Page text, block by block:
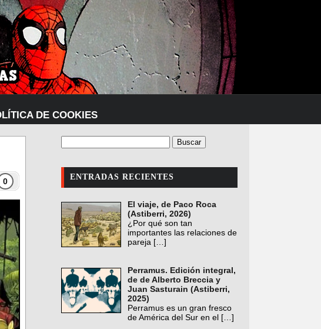
DE COOKIES
0 ENTRADAS RECIENTES
El viaje, de Paco Roca
(Astiberri, 2026)
¿Por qué son tan
importantes las relaciones de
pareja […]
Perramus. Edición integral,
de de Alberto Breccia y
Juan Sasturain (Astiberri,
2025)
Perramus es un gran fresco
de América del Sur en el […]